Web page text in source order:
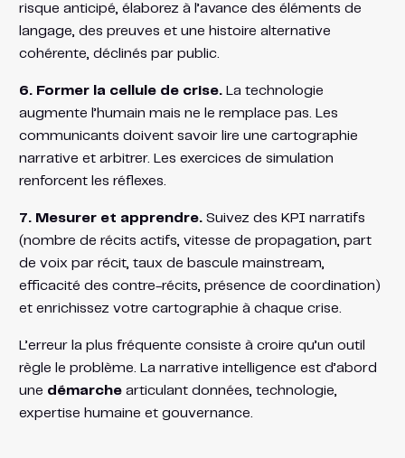
risque anticipé, élaborez à l’avance des éléments de
langage, des preuves et une histoire alternative
cohérente, déclinés par public.
6. Former la cellule de crise.La technologie
augmente l’humain mais ne le remplace pas. Les
communicants doivent savoir lire une cartographie
narrative et arbitrer. Les exercices de simulation
renforcent les réflexes.
7. Mesurer et apprendre.Suivez des KPI narratifs
(nombre de récits actifs, vitesse de propagation, part
de voix par récit, taux de bascule mainstream,
efficacité des contre-récits, présence de coordination)
et enrichissez votre cartographie à chaque crise.
L’erreur la plus fréquente consiste à croire qu’un outil
règle le problème. La narrative intelligence est d’abord
une démarchearticulant données, technologie,
expertise humaine et gouvernance.